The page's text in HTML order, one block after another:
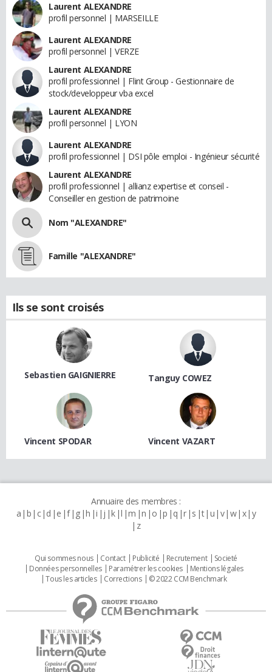
Laurent ALEXANDRE
profil personnel | MARSEILLE
Laurent ALEXANDRE
profil personnel | VERZE
Laurent ALEXANDRE
profil professionnel | Flint Group - Gestionnaire de
stock/developpeur vba excel
Laurent ALEXANDRE
profil personnel | LYON
Laurent ALEXANDRE
profil professionnel | DSI pôle emploi - Ingénieur sécurité
Laurent ALEXANDRE
profil professionnel | allianz expertise et conseil -
Conseiller en gestion de patrimoine
Nom "ALEXANDRE"
Famille "ALEXANDRE"
Ils se sont croisés
Sebastien GAIGNIERRE Tanguy COWEZ
Vincent SPODAR Vincent VAZART
Annuaire des membres :
a b c d e f g h i j k l m n o p q r s t u v w x y
z
Qui sommes nous Contact Publicité Recrutement
Societé
Données personnelles
Paramétrer les cookies
Mentions légales
Tous les articles
Corrections © 2022 CCM Benchmark